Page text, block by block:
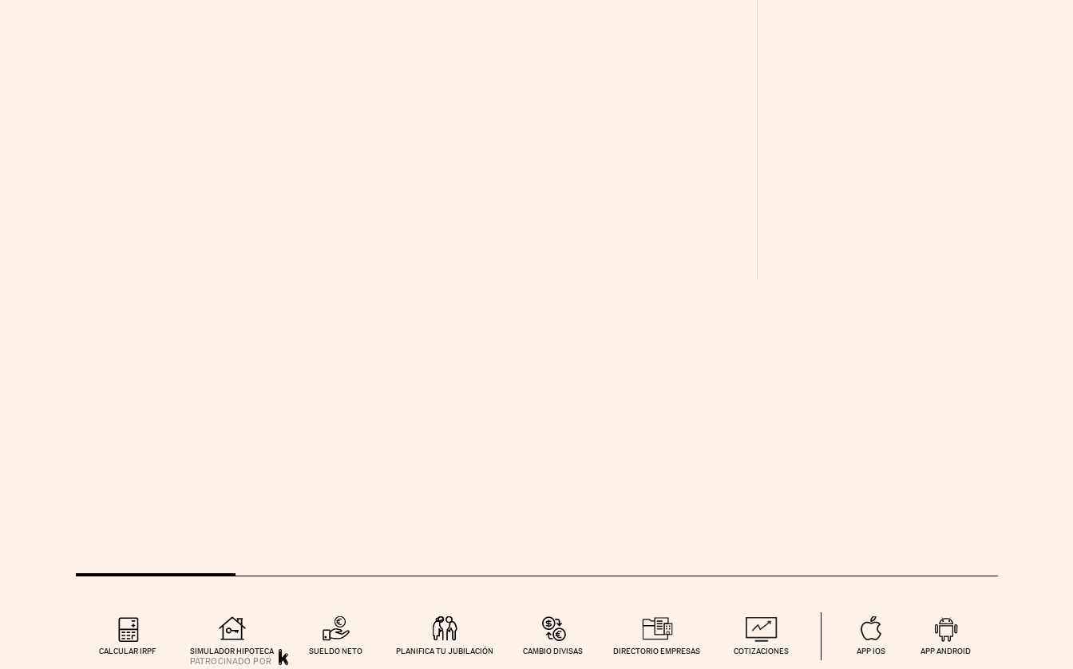
CALCULAR IRPF SIMULADOR HIPOTECA SUELDO NETO PLANIFICA TU JUBILACIÓN CAMBIO DIVISAS DIRECTORIO EMPRESAS COTIZACIONES APP IOS APP ANDROID